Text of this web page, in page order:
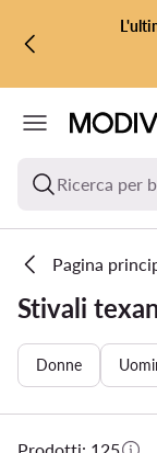
VAI AL
VAI ALLA
Ricerca per
Pagina
Stivali
Donne